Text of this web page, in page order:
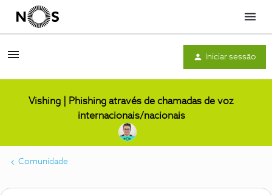
Menu
Iniciar sessão
Vishing | Phishing através de chamadas de voz
internacionais/nacionais
Comunidade